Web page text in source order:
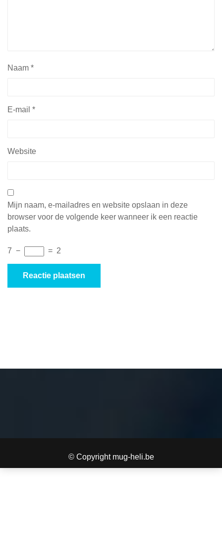
Naam *
E-mail *
Website
Mijn naam, e-mailadres en website opslaan in deze
browser voor de volgende keer wanneer ik een reactie
plaats.
7 − = 2
© Copyright mug-heli.be